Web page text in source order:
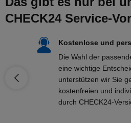
CHECK24 Service-
Kostenlose und
Die Wahl der
eine wichtige
unterstützen wir Sie
kostenfreien und
durch CHECK24-